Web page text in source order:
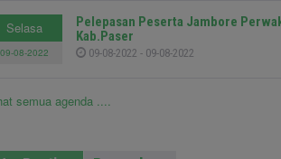
Selasa
09-08-2022
Pelepasan Peserta Jambore
Kab.Paser
09-08-2022 - 09-08-2022
semua agenda ....